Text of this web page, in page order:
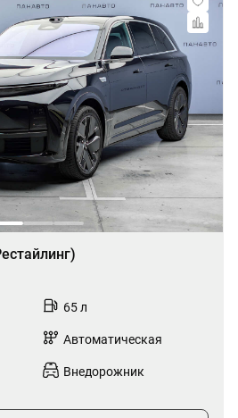
65 л
Автоматическая
Внедорожник